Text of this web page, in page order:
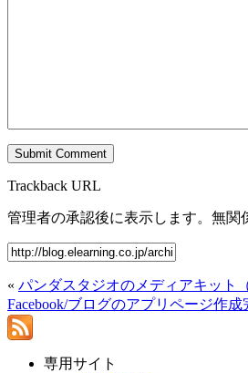
Trackback URL
管理者の承認後に表示します。無関
« パンダスタジオのメディアキット
Facebook/ブログのアプリページ作成
専用サイト